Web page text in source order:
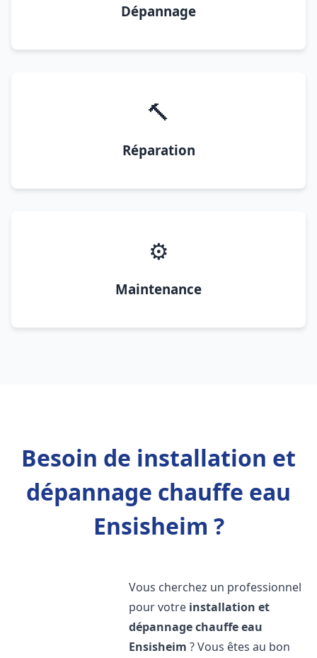
Dépannage
🔨
Réparation
⚙️
Maintenance
Besoin de installation et
dépannage chauffe eau
Ensisheim ?
Vous cherchez un professionnel
pour votre installation et
dépannage chauffe eau
Ensisheim ? Vous êtes au bon